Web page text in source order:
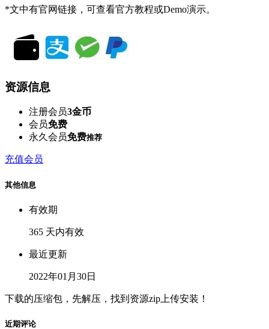
*文中有官网链接，可查看官方教程或Demo演示。
资源信息
注册会员3金币
会员免费
永久会员免费推荐
充值会员
其他信息
有效期
365 天内有效
最近更新
2022年01月30日
下载的压缩包，先解压，找到资源zip上传安装！
近期评论